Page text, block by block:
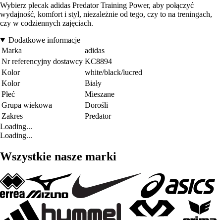
Wybierz plecak adidas Predator Training Power, aby połączyć
wydajność, komfort i styl, niezależnie od tego, czy to na treningach,
czy w codziennych zajęciach.
Dodatkowe informacje
Marka
adidas
Nr referencyjny dostawcy KC8894
Kolor
white/black/lucred
Kolor
Biały
Płeć
Mieszane
Grupa wiekowa
Dorośli
Zakres
Predator
Loading...
Loading...
Wszystkie nasze marki